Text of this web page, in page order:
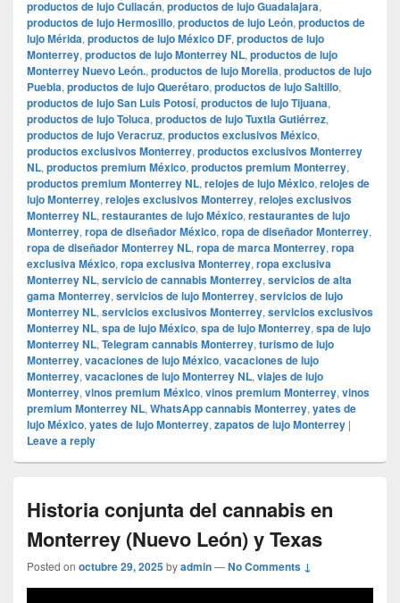
productos de lujo Culiacán, productos de lujo Guadalajara,
productos de lujo Hermosillo, productos de lujo León, productos de
lujo Mérida, productos de lujo México DF, productos de lujo
Monterrey, productos de lujo Monterrey NL, productos de lujo
Monterrey Nuevo León., productos de lujo Morelia, productos de lujo
Puebla, productos de lujo Querétaro, productos de lujo Saltillo,
productos de lujo San Luis Potosí, productos de lujo Tijuana,
productos de lujo Toluca, productos de lujo Tuxtla Gutiérrez,
productos de lujo Veracruz, productos exclusivos México,
productos exclusivos Monterrey, productos exclusivos Monterrey
NL, productos premium México, productos premium Monterrey,
productos premium Monterrey NL, relojes de lujo México, relojes de
lujo Monterrey, relojes exclusivos Monterrey, relojes exclusivos
Monterrey NL, restaurantes de lujo México, restaurantes de lujo
Monterrey, ropa de diseñador México, ropa de diseñador Monterrey,
ropa de diseñador Monterrey NL, ropa de marca Monterrey, ropa
exclusiva México, ropa exclusiva Monterrey, ropa exclusiva
Monterrey NL, servicio de cannabis Monterrey, servicios de alta
gama Monterrey, servicios de lujo Monterrey, servicios de lujo
Monterrey NL, servicios exclusivos Monterrey, servicios exclusivos
Monterrey NL, spa de lujo México, spa de lujo Monterrey, spa de lujo
Monterrey NL, Telegram cannabis Monterrey, turismo de lujo
Monterrey, vacaciones de lujo México, vacaciones de lujo
Monterrey, vacaciones de lujo Monterrey NL, viajes de lujo
Monterrey, vinos premium México, vinos premium Monterrey, vinos
premium Monterrey NL, WhatsApp cannabis Monterrey, yates de
lujo México, yates de lujo Monterrey, zapatos de lujo Monterrey |
Leave a reply
Historia conjunta del cannabis en
Monterrey (Nuevo León) y Texas
Posted on octubre 29, 2025byadmin—No Comments ↓